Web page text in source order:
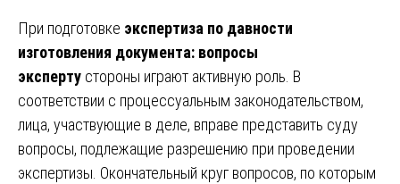
При подготовке экспертиза по давности
изготовления документа: вопросы
эксперту стороны играют активную роль. В
соответствии с процессуальным законодательством,
лица, участвующие в деле, вправе представить суду
вопросы, подлежащие разрешению при проведении
экспертизы. Окончательный круг вопросов, по которым